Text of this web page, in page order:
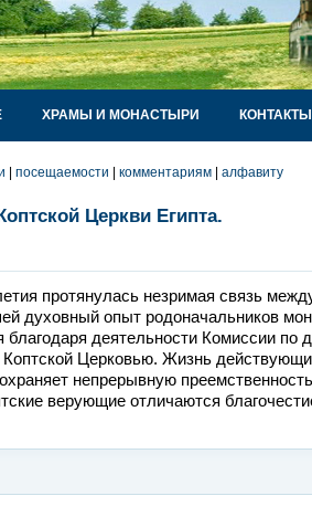
ХРАМЫ И МОНАСТЫРИ
КОНТАКТЫ
посещаемости комментариям алфавиту
Церкви Египта.
протянулась незримая связь
духовный опыт родоначальников
благодаря деятельности Комиссии
Церковью. Жизнь
непрерывную
верующие отличаются